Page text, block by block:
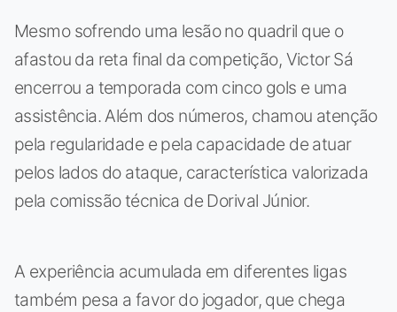
Mesmo sofrendo uma lesão no quadril que o
afastou da reta final da competição, Victor Sá
encerrou a temporada com cinco gols e uma
assistência. Além dos números, chamou atenção
pela regularidade e pela capacidade de atuar
pelos lados do ataque, característica valorizada
pela comissão técnica de Dorival Júnior.
A experiência acumulada em diferentes ligas
também pesa a favor do jogador, que chega